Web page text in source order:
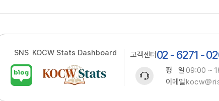
SNS KOCW Stats Dashboard 고객센터 02 - 6271 -
평 일09:00 ~
이메일